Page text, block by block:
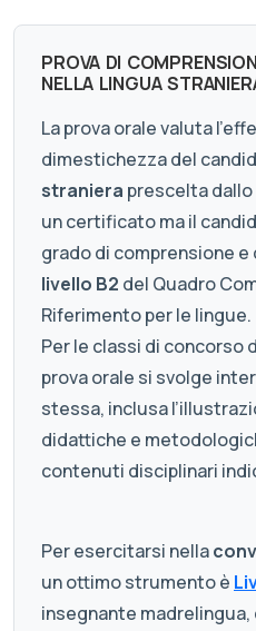
PROVA DI
NELLA LINGUA
La prova orale valuta
dimestichezza del
straniera prescelta
un certificato ma il
grado di comprensione e
livello B2 del Quadro
Riferimento per le lingue.
Per le classi di concorso
prova orale si svolge
stessa, inclusa
didattiche e
contenuti disciplinari
Per esercitarsi nella
un ottimo strumento è
insegnante madrelingua,